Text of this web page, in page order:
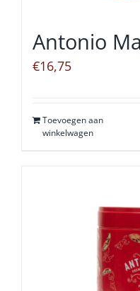
Antonio
€16,75
Toevoegen aan
winkelwagen